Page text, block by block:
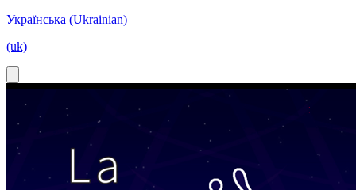
Українська (Ukrainian)
(uk)